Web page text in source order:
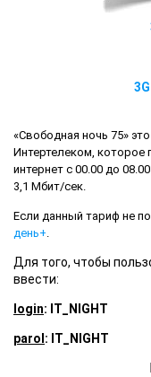
«Свободная ночь 75»
Интертелеком, которое
интернет с 00.00 до
3,1 Мбит/сек.
Если данный тариф не
день+.
Для того, чтобы
ввести:
login: IT_NIGHT
parol : IT_NIGHT